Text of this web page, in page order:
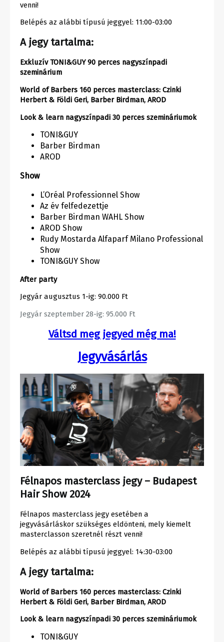
venni!
Belépés az alábbi típusú jeggyel: 11:00-03:00
A jegy tartalma:
Exkluzív TONI&GUY 90 perces nagyszínpadi
szeminárium
World of Barbers 160 perces masterclass: Czinki
Herbert & Földi Geri, Barber Birdman, AROD
Look & learn nagyszínpadi 30 perces szemináriumok
TONI&GUY
Barber Birdman
AROD
Show
L’Oréal Professionnel Show
Az év felfedezettje
Barber Birdman WAHL Show
AROD Show
Rudy Mostarda Alfaparf Milano Professional
Show
TONI&GUY Show
After party
Jegyár augusztus 1-ig: 90.000 Ft
Jegyár szeptember 28-ig: 95.000 Ft
Váltsd meg jegyed még ma!
Jegyvásárlás
Félnapos masterclass jegy – Budapest
Hair Show 2024
Félnapos masterclass jegy esetében a
jegyvásárláskor szükséges eldönteni, mely kiemelt
masterclasson szeretnél részt venni!
Belépés az alábbi típusú jeggyel: 14:30-03:00
A jegy tartalma:
World of Barbers 160 perces masterclass: Czinki
Herbert & Földi Geri, Barber Birdman, AROD
Look & learn nagyszínpadi 30 perces szemináriumok
TONI&GUY